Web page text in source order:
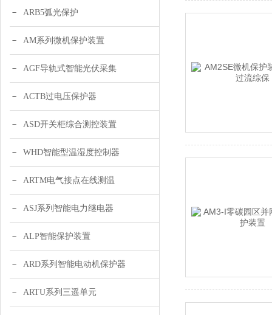
ARB5弧光保护
AM系列微机保护装置
AGF导轨式智能光伏采集
ACTB过电压保护器
ASD开关柜综合测控装置
WHD智能型温湿度控制器
ARTM电气接点在线测温
ASJ系列智能电力继电器
ALP智能保护装置
ARD系列智能电动机保护器
ARTU系列三遥单元